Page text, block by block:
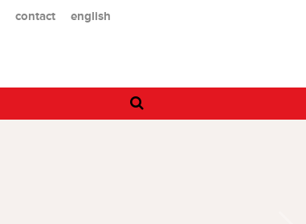
contact english